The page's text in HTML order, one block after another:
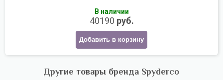
В наличии
40190 руб.
Добавить в корзину
Другие товары бренда Spyderco